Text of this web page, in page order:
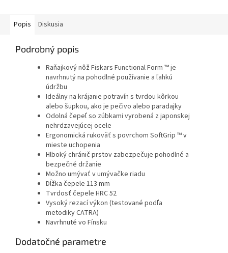
Popis Diskusia
Podrobný popis
Raňajkový nôž Fiskars Functional Form ™ je
navrhnutý na pohodlné používanie a ľahkú
údržbu
Ideálny na krájanie potravín s tvrdou kôrkou
alebo šupkou, ako je pečivo alebo paradajky
Odolná čepeľ so zúbkami vyrobená z japonskej
nehrdzavejúcej ocele
Ergonomická rukoväť s povrchom SoftGrip ™ v
mieste uchopenia
Hlboký chránič prstov zabezpečuje pohodlné a
bezpečné držanie
Možno umývať v umývačke riadu
Dĺžka čepele 113 mm
Tvrdosť čepele HRC 52
Vysoký rezací výkon (testované podľa
metodiky CATRA)
Navrhnuté vo Fínsku
Dodatočné parametre